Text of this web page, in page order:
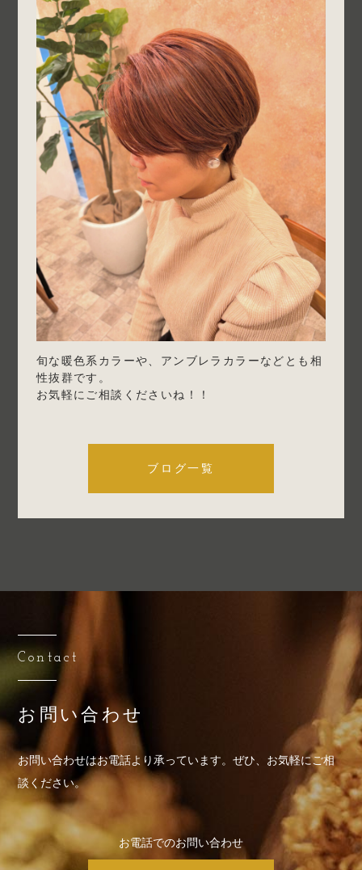
旬な暖色系カラーや、アンブレラカラーなどとも相
性抜群です。
お気軽にご相談くださいね！！
ブログ一覧
Contact
お問い合わせ
お問い合わせはお電話より承っています。ぜひ、お気軽にご相
談ください。
お電話でのお問い合わせ